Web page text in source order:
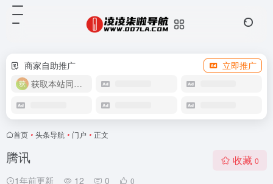
商家自助推广
立即推广
获取本站同款主题
首页 • 头条导航 • 门户 • 正文
腾讯
1年前更新 12 0 0
收藏 0